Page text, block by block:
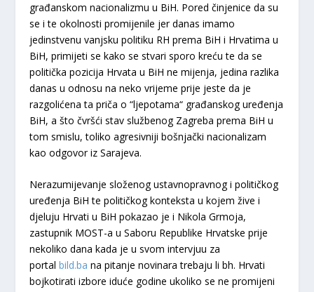
građanskom nacionalizmu u BiH. Pored činjenice da su
se i te okolnosti promijenile jer danas imamo
jedinstvenu vanjsku politiku RH prema BiH i Hrvatima u
BiH, primijeti se kako se stvari sporo kreću te da se
politička pozicija Hrvata u BiH ne mijenja, jedina razlika
danas u odnosu na neko vrijeme prije jeste da je
razgolićena ta priča o “ljepotama“ građanskog uređenja
BiH, a što čvršći stav službenog Zagreba prema BiH u
tom smislu, toliko agresivniji bošnjački nacionalizam
kao odgovor iz Sarajeva.
Nerazumijevanje složenog ustavnopravnog i političkog
uređenja BiH te političkog konteksta u kojem žive i
djeluju Hrvati u BiH pokazao je i Nikola Grmoja,
zastupnik MOST-a u Saboru Republike Hrvatske prije
nekoliko dana kada je u svom intervjuu za
portalbild.ba na pitanje novinara trebaju li bh. Hrvati
bojkotirati izbore iduće godine ukoliko se ne promijeni